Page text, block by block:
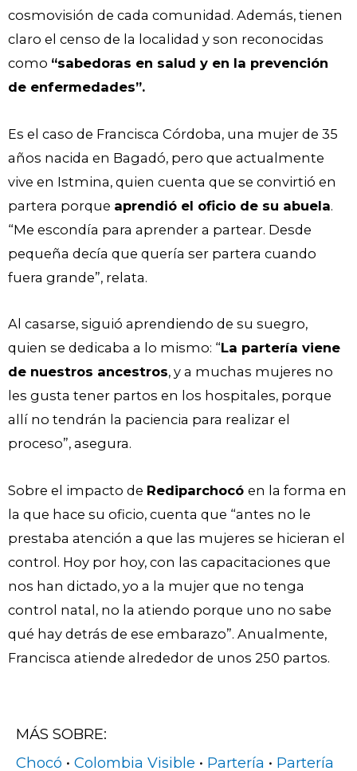
cosmovisión de cada comunidad. Además, tienen
claro el censo de la localidad y son reconocidas
como “sabedoras en salud y en la prevención
de enfermedades”.
Es el caso de Francisca Córdoba, una mujer de 35
años nacida en Bagadó, pero que actualmente
vive en Istmina, quien cuenta que se convirtió en
partera porque aprendió el oficio de su abuela.
“Me escondía para aprender a partear. Desde
pequeña decía que quería ser partera cuando
fuera grande”, relata.
Al casarse, siguió aprendiendo de su suegro,
quien se dedicaba a lo mismo: “La partería viene
de nuestros ancestros, y a muchas mujeres no
les gusta tener partos en los hospitales, porque
allí no tendrán la paciencia para realizar el
proceso”, asegura.
Sobre el impacto de Rediparchocó en la forma en
la que hace su oficio, cuenta que “antes no le
prestaba atención a que las mujeres se hicieran el
control. Hoy por hoy, con las capacitaciones que
nos han dictado, yo a la mujer que no tenga
control natal, no la atiendo porque uno no sabe
qué hay detrás de ese embarazo”. Anualmente,
Francisca atiende alrededor de unos 250 partos.
MÁS SOBRE:
Chocó • Colombia Visible • Partería • Partería